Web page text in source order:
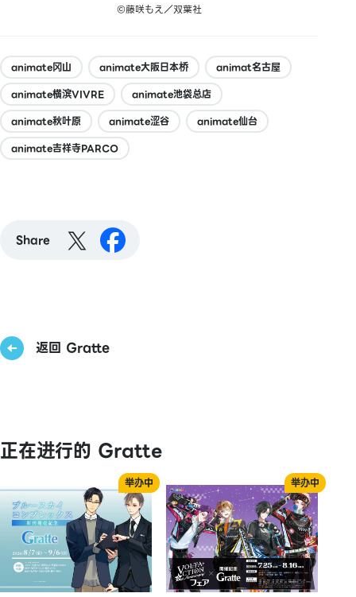
©藤咲もえ／双葉社
animate冈山 animate大阪日本桥
animat名古屋
animate横滨VIVRE
animate池袋总店
animate秋叶原
animate涩谷
animate仙台
animate吉祥寺PARCO
Share
返回 Gratte
正在进行的 Gratte